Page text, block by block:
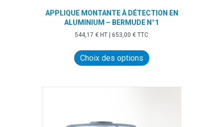
APPLIQUE MONTANTE À DÉTECTION EN
ALUMINIUM – BERMUDE N°1
544,17 € HT | 653,00 € TTC
Choix des options
produit
variations.